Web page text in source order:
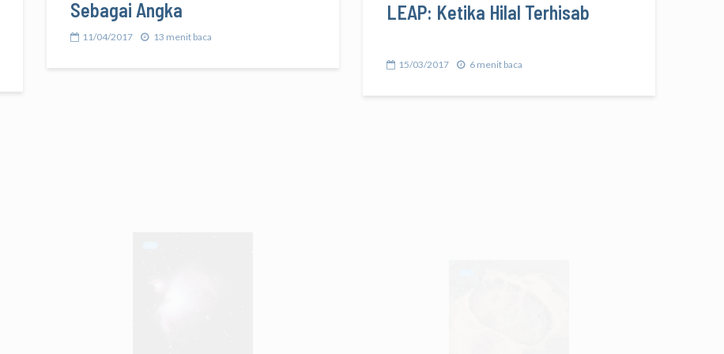
Sebagai Angka
11/04/2017 13 menit baca
LEAP: Ketika Hilal Terhisab
15/03/2017 6 menit baca